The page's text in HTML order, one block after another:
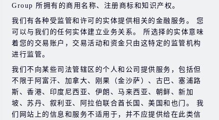
在与我们进行任何交易之前，请确保您完全了解使用相应
金融工具进行交易的风险。 如果您不了解此处说明的风
险，则应寻求独立的专业建议。
Group 所拥有的商用名称、注册商标和知识产权。
我们有各种受监管和许可的实体提供相关的金融服务。 您
可以与我们的任何实体建立业务关系。 所选择的实体意味
着您的交易账户，交易活动和资金只由这特定的监管机构
进行监管。
我们不向某些司法管辖区的个人和公司提供服务，包括但
不限于阿富汗、加拿大、刚果（金沙萨）、古巴、塞浦路
斯、香港、印度尼西亚、伊朗、马来西亚、朝鲜、新加
坡、苏丹、叙利亚、阿拉伯联合酋长国、美国和也门。 我
们网站上的信息和服务不适用于，并不应提供给在此类信